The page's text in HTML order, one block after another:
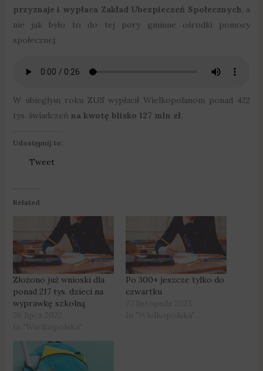
przyznaje i wypłaca Zakład Ubezpieczeń Społecznych, a
nie jak było to do tej pory gminne ośrodki pomocy
społecznej:
W ubiegłym roku ZUS wypłacił Wielkopolanom ponad 422
tys. świadczeń na kwotę blisko 127 mln zł.
Udostępnij to:
Tweet
Related
Złożono już wnioski dla
ponad 217 tys. dzieci na
wyprawkę szkolną
Po 300+ jeszcze tylko do
czwartku